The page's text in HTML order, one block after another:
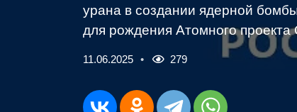
урана в создании ядерной
для рождения Атомного
11.06.2025 279